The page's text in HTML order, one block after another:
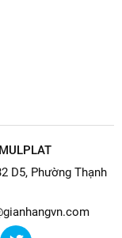
D5, Phường Thạnh